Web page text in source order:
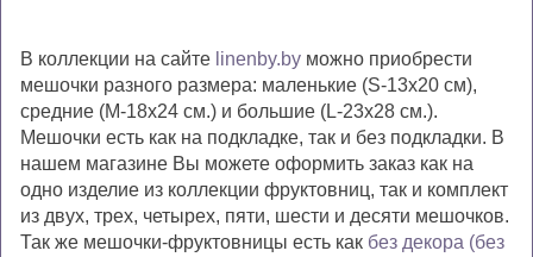
В коллекции на сайте linenby.by можно приобрести
мешочки разного размера: маленькие (S-13х20 см),
средние (M-18х24 см.) и большие (L-23х28 см.).
Мешочки есть как на подкладке, так и без подкладки. В
нашем магазине Вы можете оформить заказ как на
одно изделие из коллекции фруктовниц, так и комплект
из двух, трех, четырех, пяти, шести и десяти мешочков.
Так же мешочки-фруктовницы есть как без декора (без